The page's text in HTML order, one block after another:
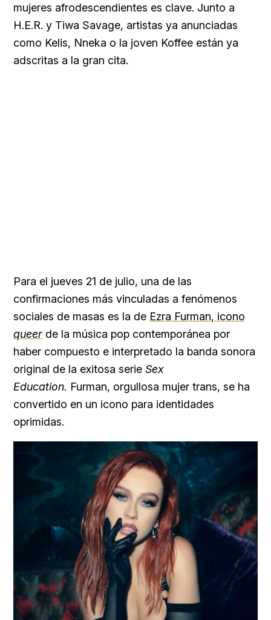
mujeres afrodescendientes es clave. Junto a
H.E.R. y Tiwa Savage, artistas ya anunciadas
como Kelis, Nneka o la joven Koffee están ya
adscritas a la gran cita.
Para el jueves 21 de julio, una de las
confirmaciones más vinculadas a fenómenos
sociales de masas es la de Ezra Furman, icono
queer de la música pop contemporánea por
haber compuesto e interpretado la banda sonora
original de la exitosa serie Sex
Education. Furman, orgullosa mujer trans, se ha
convertido en un icono para identidades
oprimidas.